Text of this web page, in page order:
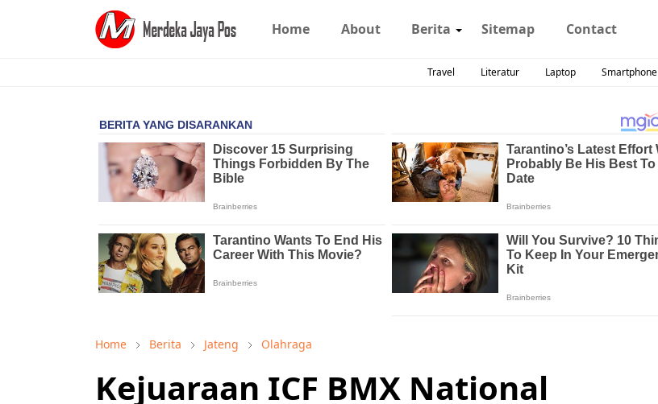
Home About Berita Sitemap Contact
Travel Literatur Laptop Smartphone
Home Berita Jateng Olahraga
Kejuaraan ICF BMX National